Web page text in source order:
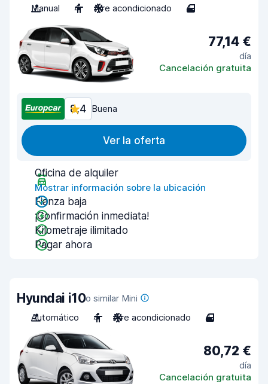
Manual
4 Aire acondicionado 4
77,14 €
día
Cancelación gratuita
8,4 Buena
Ver la oferta
Oficina de alquiler
Mostrar información sobre la ubicación
Fianza baja
¡Confirmación inmediata!
Kilometraje ilimitado
Pagar ahora
Hyundai i10o similar Mini
Automático
4 Aire acondicionado 4
80,72 €
día
Cancelación gratuita